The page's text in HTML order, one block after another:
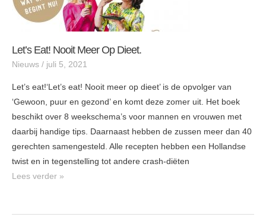
Let’s Eat! Nooit Meer Op Dieet.
Nieuws / juli 5, 2021
Let’s eat!‘Let’s eat! Nooit meer op dieet’ is de opvolger van
‘Gewoon, puur en gezond’ en komt deze zomer uit. Het boek
beschikt over 8 weekschema’s voor mannen en vrouwen met
daarbij handige tips. Daarnaast hebben de zussen meer dan 40
gerechten samengesteld. Alle recepten hebben een Hollandse
twist en in tegenstelling tot andere crash-diëten
Lees verder »